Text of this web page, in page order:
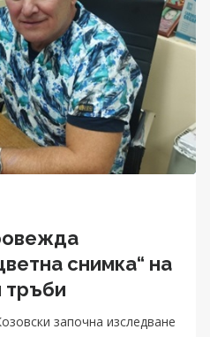
снимка“ на
тръби
започна изследване